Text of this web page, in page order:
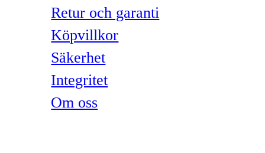
Retur och garanti
Köpvillkor
Säkerhet
Integritet
Om oss